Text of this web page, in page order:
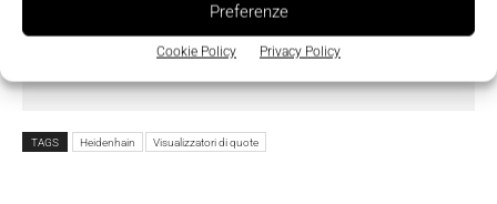
Preferenze
Cookie Policy Privacy Policy
TAGS Heidenhain Visualizzatori di quote